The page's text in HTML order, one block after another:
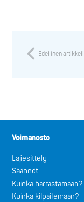
Edellinen artikkeli
Voimanosto
Lajiesittely
Säännöt
Kuinka harrastamaan?
Kuinka kilpailemaan?